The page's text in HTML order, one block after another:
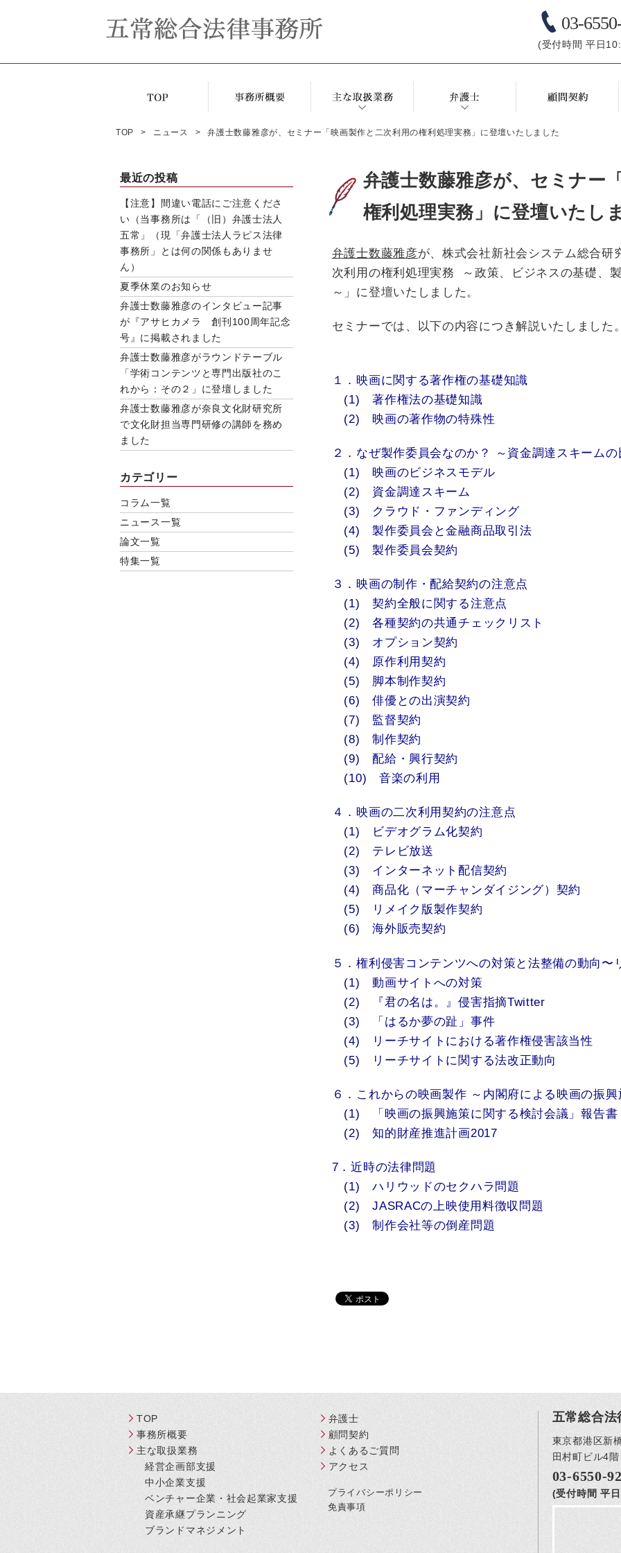
03-
(受付時間 平日
TOP ニュース 弁護士数藤雅彦が、セミナー「映画製作と二次利用の権利処理実務」に登壇いたしました
最近の投稿
【注意】間違い電話にご注意くださ
い（当事務所は「（旧）弁護士法人
五常」（現「弁護士法人ラピス法律
事務所」とは何の関係もありませ
ん）
夏季休業のお知らせ
弁護士数藤雅彦のインタビュー記事
が『アサヒカメラ 創刊100周年記念
号』に掲載されました
弁護士数藤雅彦がラウンドテーブル
「学術コンテンツと専門出版社のこ
れから：その２」に登壇しました
弁護士数藤雅彦が奈良文化財研究所
で文化財担当専門研修の講師を務め
ました
カテゴリー
コラム一覧
ニュース一覧
論文一覧
特集一覧
弁護士数藤雅彦が、セミナー
権利処理実務」に登壇いたし
弁護士数藤雅彦が、株式会社新社会システム総合
次利用の権利処理実務 ～政策、ビジネスの基礎、
～」に登壇いたしました。
セミナーでは、以下の内容につき解説いたしました
１．映画に関する著作権の基礎知識
(1) 著作権法の基礎知識
(2) 映画の著作物の特殊性
２．なぜ製作委員会なのか？ ～資金調達スキームの
(1) 映画のビジネスモデル
(2) 資金調達スキーム
(3) クラウド・ファンディング
(4) 製作委員会と金融商品取引法
(5) 製作委員会契約
３．映画の制作・配給契約の注意点
(1) 契約全般に関する注意点
(2) 各種契約の共通チェックリスト
(3) オプション契約
(4) 原作利用契約
(5) 脚本制作契約
(6) 俳優との出演契約
(7) 監督契約
(8) 制作契約
(9) 配給・興行契約
(10) 音楽の利用
４．映画の二次利用契約の注意点
(1) ビデオグラム化契約
(2) テレビ放送
(3) インターネット配信契約
(4) 商品化（マーチャンダイジング）契約
(5) リメイク版製作契約
(6) 海外販売契約
５．権利侵害コンテンツへの対策と法整備の動向〜
(1) 動画サイトへの対策
(2) 『君の名は。』侵害指摘Twitter
(3) 「はるか夢の趾」事件
(4) リーチサイトにおける著作権侵害該当性
(5) リーチサイトに関する法改正動向
６．これからの映画製作 ～内閣府による映画の振
(1) 「映画の振興施策に関する検討会議」報告書
(2) 知的財産推進計画2017
7．近時の法律問題
(1) ハリウッドのセクハラ問題
(2) JASRACの上映使用料徴収問題
(3) 制作会社等の倒産問題
TOP
事務所概要
主な取扱業務
経営企画部支援
中小企業支援
ベンチャー企業・社会起業家支援
資産承継プランニング
ブランドマネジメント
弁護士
顧問契約
よくあるご質問
アクセス
プライバシーポリシー
免責事項
五常総合法
東京都港区新
田村町ビル4階
03-6550-
(受付時間 平